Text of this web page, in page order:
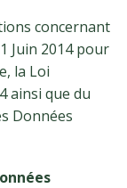
concernant
Juin 2014 pour
la Loi
ainsi que du
Données